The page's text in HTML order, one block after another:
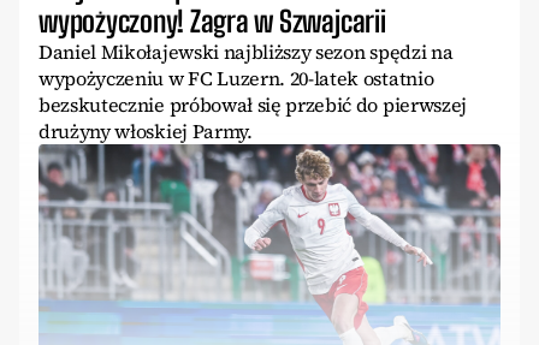
wypożyczony! Zagra w Szwajcarii
Daniel Mikołajewski najbliższy sezon spędzi na
wypożyczeniu w FC Luzern. 20-latek ostatnio
bezskutecznie próbował się przebić do pierwszej
drużyny włoskiej Parmy.